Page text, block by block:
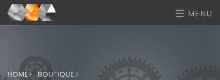
MENU
HOME BOUTIQUE